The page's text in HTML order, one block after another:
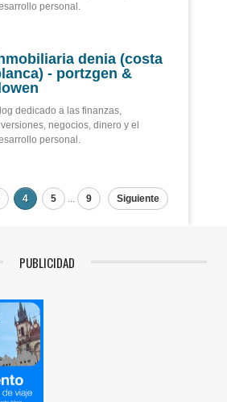
personal.
denia (costa
- portzgen &
dedicado a las finanzas,
negocios, dinero y el
personal.
4 5 ... 9 Siguiente
PUBLICIDAD